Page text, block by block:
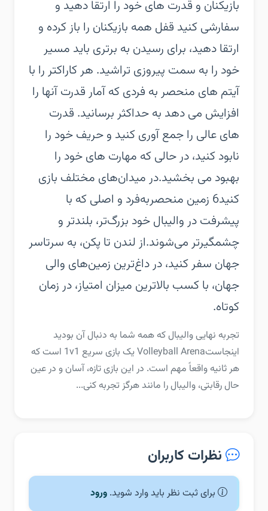
بازیکنان و قدرت های خود را ارتقا دهید و
سفارشی کنید‏ قفل همه بازیکنان را باز کرده و
ارتقا دهید، برای رسیدن به برتری باید مسیر
خود را به سمت پیروزی تراشید.‏ هر کاراکتر را با
آیتم های منحصر به فردی که آمار قدرت آنها را
افزایش می دهد به حداکثر برسانید.‏ قدرت
های عالی را جمع آوری کنید و حریف خود را
نابود کنید، در حالی که مهارت های خود را
بهبود می بخشید.‏در میدان‌های مختلف بازی
کنید‏6 زمین منحصربه‌فرد و اصلی که با
پیشرفت در والیبال خود بزرگ‌تر، بلندتر و
چشمگیرتر می‌شوند.‏از لندن تا پکن، به سرتاسر
جهان سفر کنید، در داغ‌ترین زمین‌های والی
جهان، با کسب بالاترین میزان امتیاز، در زمان
کوتاه.
‏‏تجربه نهایی والیبال که همه شما به دنبال آن بودید
اینجاست‏Volleyball Arena یک بازی سریع 1v1 است که
هر ثانیه واقعاً مهم است. در این بازی تازه، آسان و در عین
حال رقابتی، والیبال را مانند هرگز تجربه کنی...
نظرات کاربران
برای ثبت نظر باید وارد شوید. ورود